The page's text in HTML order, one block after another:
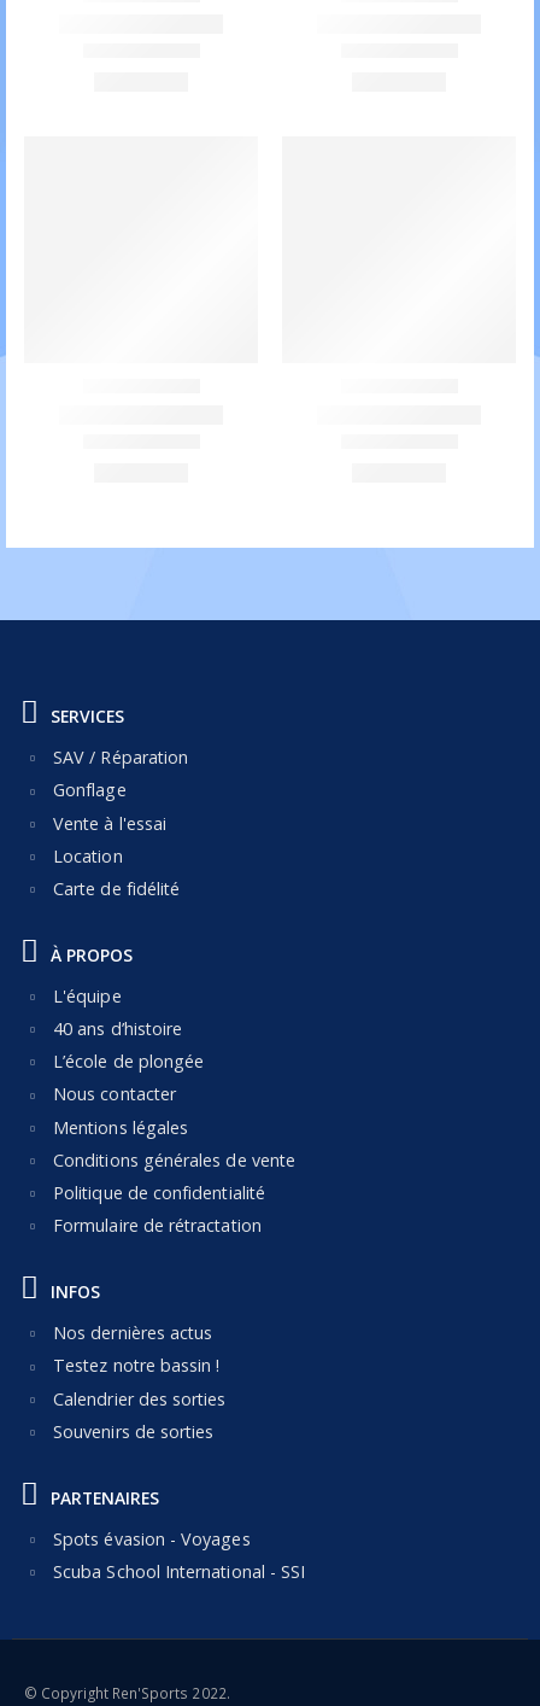
SERVICES
SAV / Réparation
Gonflage
Vente à l'essai
Location
Carte de fidélité
À PROPOS
L'équipe
40 ans d’histoire
L’école de plongée
Nous contacter
Mentions légales
Conditions générales de vente
Politique de confidentialité
Formulaire de rétractation
INFOS
Nos dernières actus
Testez notre bassin !
Calendrier des sorties
Souvenirs de sorties
PARTENAIRES
Spots évasion - Voyages
Scuba School International - SSI
© Copyright Ren'Sports 2022.